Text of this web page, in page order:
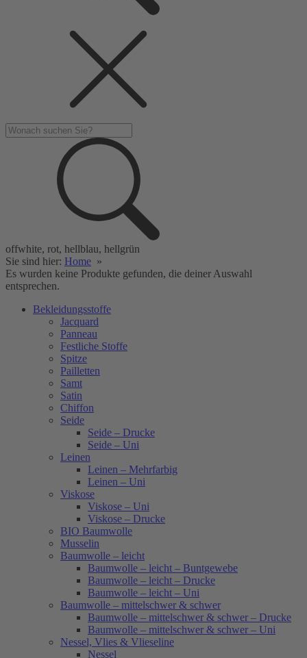
offwhite, rot, hellblau, hellgrün
Sie sind hier: Home »
Es wurden keine Produkte gefunden, die deiner Auswahl
entsprechen.
Bekleidungsstoffe
Jacquard
Panneau
Festliche Stoffe
Spitze
Pailletten
Samt
Satin
Chiffon
Seide
Seide – Drucke
Seide – Uni
Leinen
Leinen – Mehrfarbig
Leinen – Uni
Viskose
Viskose – Uni
Viskose – Drucke
BIO Baumwolle
Musselin
Baumwolle – leicht
Baumwolle – leicht – Buntgewebe
Baumwolle – leicht – Drucke
Baumwolle – leicht – Uni
Baumwolle – mittelschwer & schwer
Baumwolle – mittelschwer & schwer – Drucke
Baumwolle – mittelschwer & schwer – Uni
Nessel, Vlies & Vlieseline
Nessel